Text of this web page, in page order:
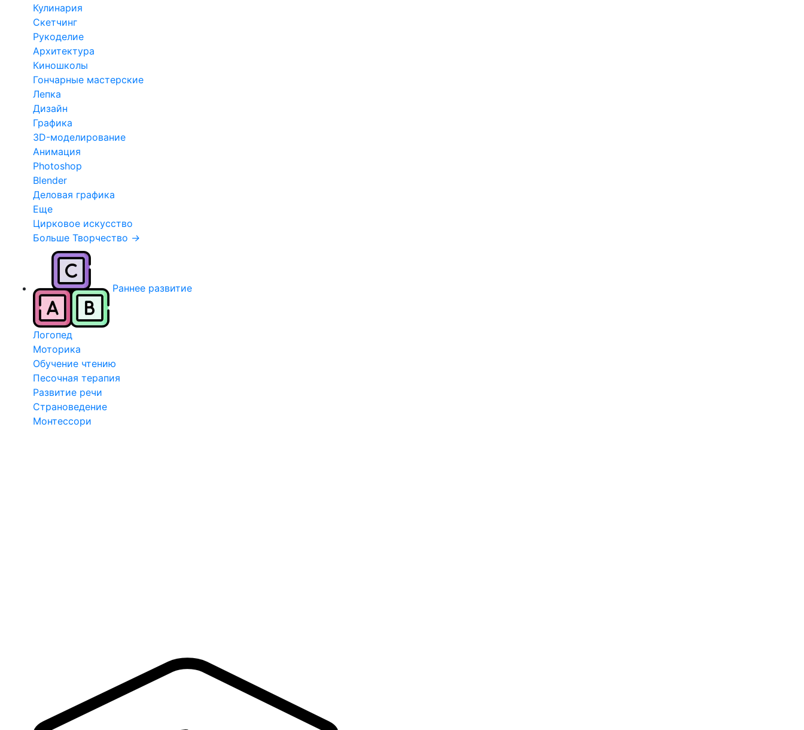
Кулинария
Скетчинг
Рукоделие
Архитектура
Киношколы
Гончарные мастерские
Лепка
Дизайн
Графика
3D-моделирование
Анимация
Photoshop
Blender
Деловая графика
Еще
Цирковое искусство
Больше Творчество →
Раннее развитие
Логопед
Моторика
Обучение чтению
Песочная терапия
Развитие речи
Страноведение
Монтессори